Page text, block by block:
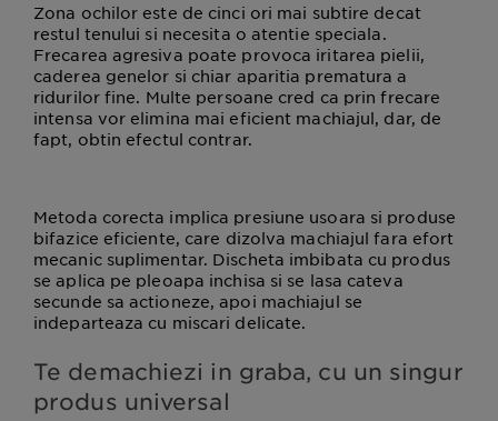
Zona ochilor este de cinci ori mai subtire decat
restul tenului si necesita o atentie speciala.
Frecarea agresiva poate provoca iritarea pielii,
caderea genelor si chiar aparitia prematura a
ridurilor fine. Multe persoane cred ca prin frecare
intensa vor elimina mai eficient machiajul, dar, de
fapt, obtin efectul contrar.
Metoda corecta implica presiune usoara si produse
bifazice eficiente, care dizolva machiajul fara efort
mecanic suplimentar. Discheta imbibata cu produs
se aplica pe pleoapa inchisa si se lasa cateva
secunde sa actioneze, apoi machiajul se
indeparteaza cu miscari delicate.
Te demachiezi in graba, cu un singur
produs universal